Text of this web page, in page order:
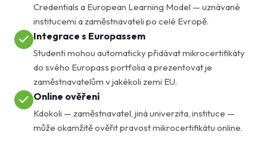
Credentials a European Learning Model — uznávané
institucemi a zaměstnavateli po celé Evropě.
Integrace s Europassem
Studenti mohou automaticky přidávat mikrocertifikáty
do svého Europass portfolia a prezentovat je
zaměstnavatelům v jakékoli zemi EU.
Online ověření
Kdokoli — zaměstnavatel, jiná univerzita, instituce —
může okamžitě ověřit pravost mikrocertifikátu online.